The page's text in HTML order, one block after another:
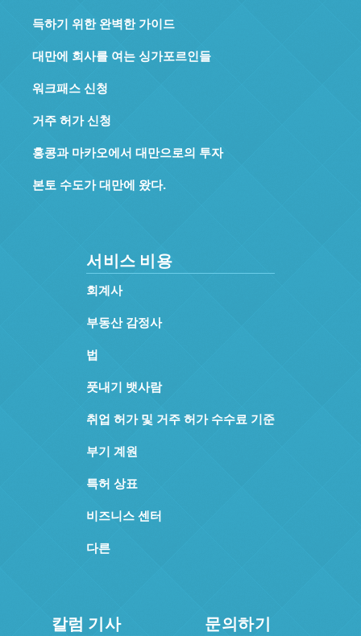
득하기 위한 완벽한 가이드
대만에 회사를 여는 싱가포르인들
워크패스 신청
거주 허가 신청
홍콩과 마카오에서 대만으로의 투자
본토 수도가 대만에 왔다.
서비스 비용
회계사
부동산 감정사
법
풋내기 뱃사람
취업 허가 및 거주 허가 수수료 기준
부기 계원
특허 상표
비즈니스 센터
다른
칼럼 기사 문의하기